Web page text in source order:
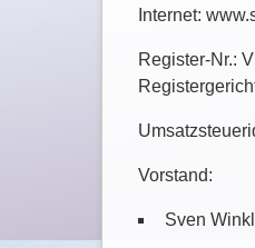
Internet:
Register-Nr.:
Vorstand:
Sven